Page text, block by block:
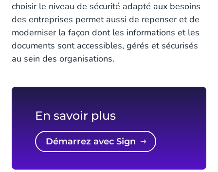
choisir le niveau de sécurité adapté aux besoins
des entreprises permet aussi de repenser et de
moderniser la façon dont les informations et les
documents sont accessibles, gérés et sécurisés
au sein des organisations.
En savoir plus
Démarrez avec Sign